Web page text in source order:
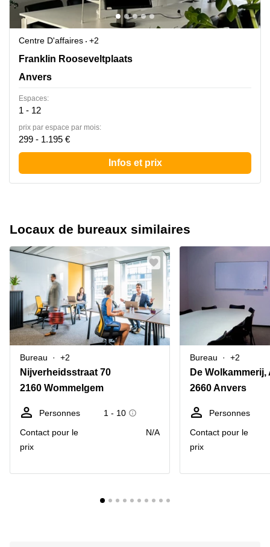
Centre D'affaires
+2
Franklin Rooseveltplaats 12, Anvers
Franklin Rooseveltplaats
Anvers
Espaces:
1 - 12
prix par espace par mois:
299 - 1.195 €
Infos et prix
Locaux de bureaux similaires
Bureau +2
Nijverheidsstraat 70
2160 Wommelgem
Personnes
1 - 10
Contact pour le
prix
N/A
Bureau +2
2660 Anvers
Personnes
Contact pour le
prix